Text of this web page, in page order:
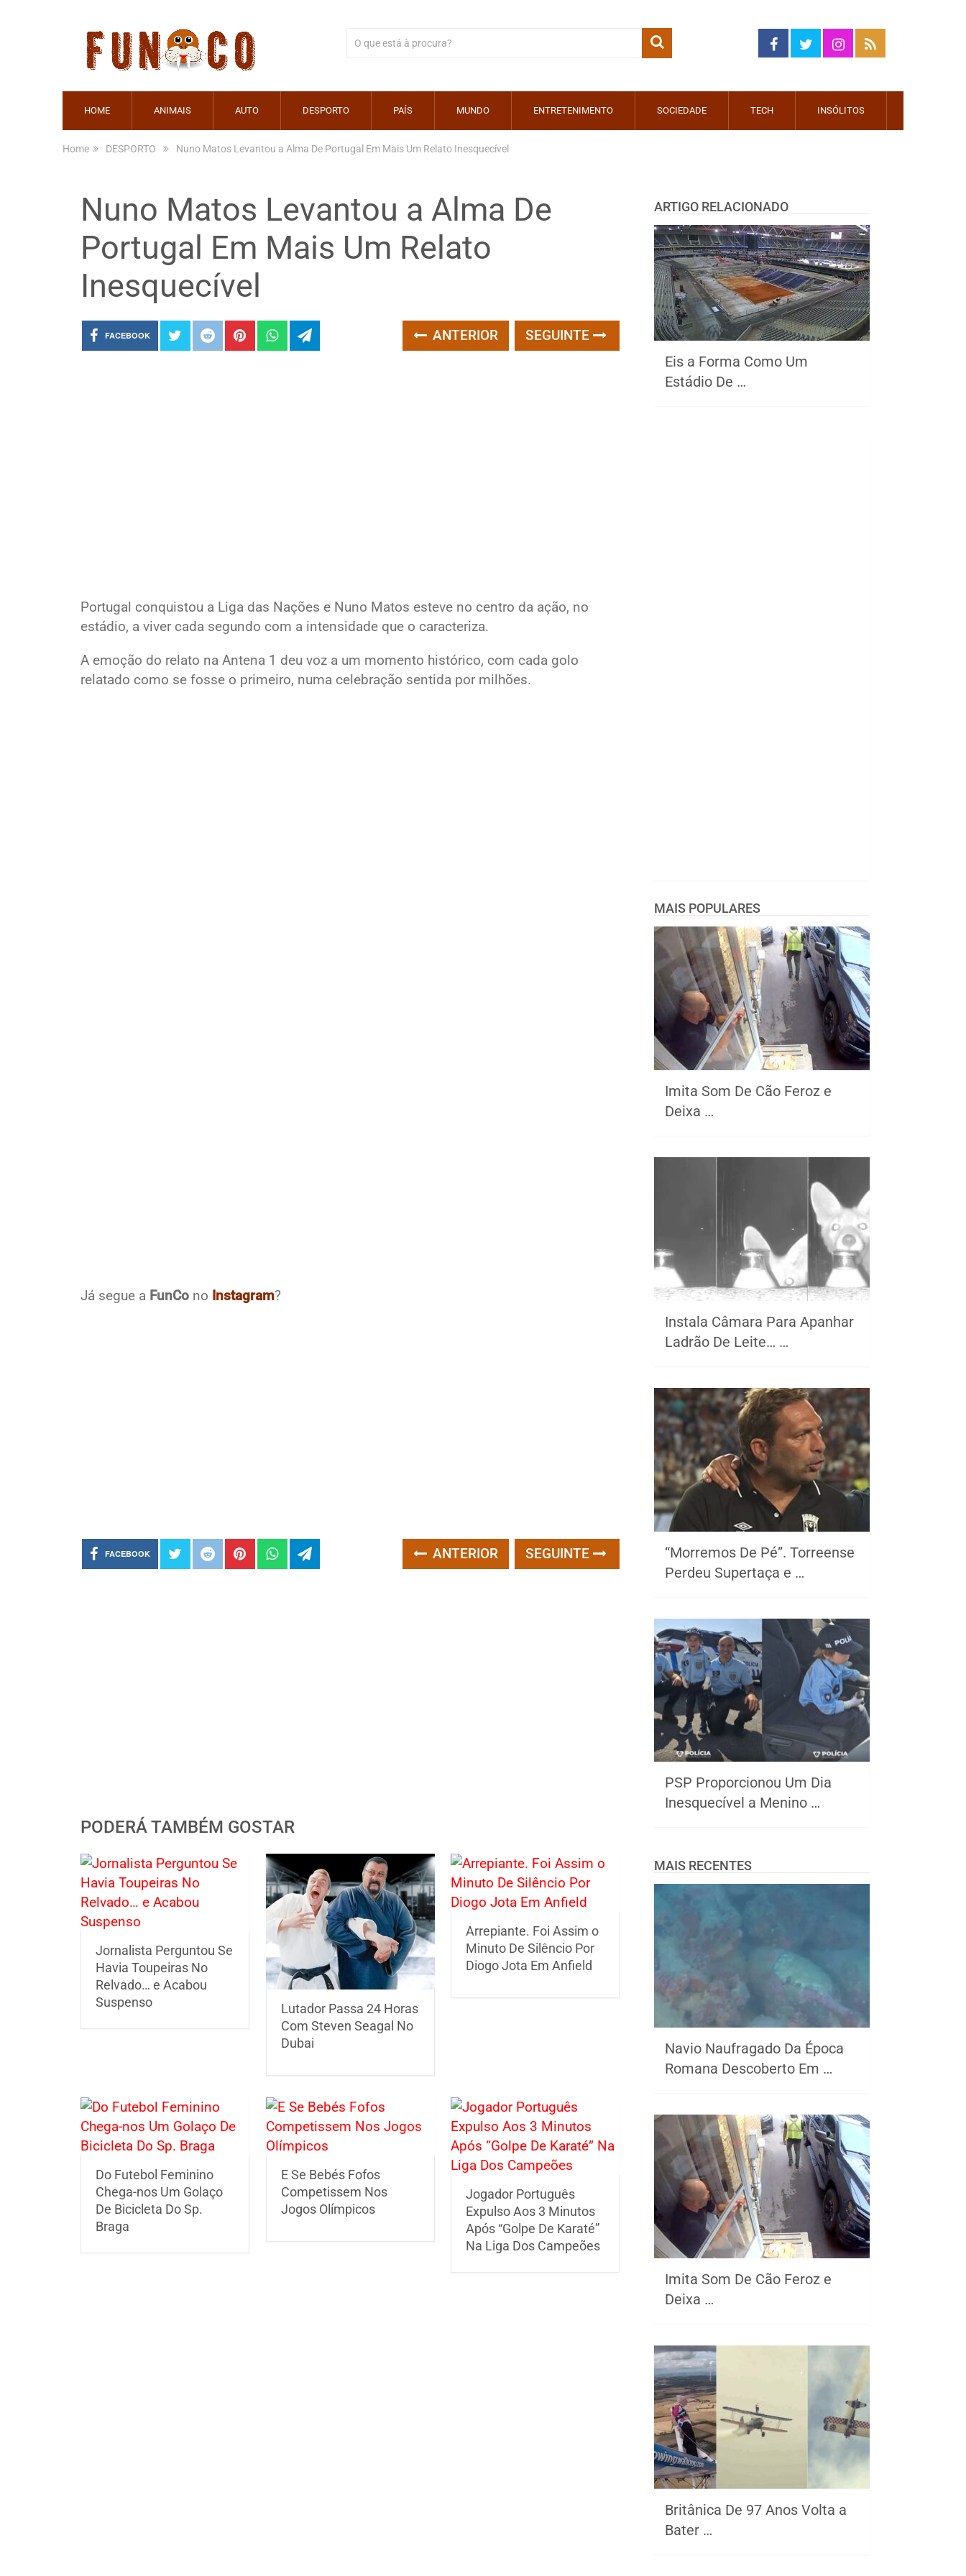
HOME ANIMAIS AUTO DESPORTO PAÍS MUNDO ENTRETENIMENTO SOCIEDADE TECH INSÓLITOS
Home DESPORTO Nuno Matos Levantou a Alma De Portugal Em Mais Um Relato Inesquecível
Nuno Matos Levantou a Alma De
Portugal Em Mais Um Relato
Inesquecível
FACEBOOK ANTERIOR SEGUINTE
Portugal conquistou a Liga das Nações e Nuno Matos esteve no centro da ação, no
estádio, a viver cada segundo com a intensidade que o caracteriza.
A emoção do relato na Antena 1 deu voz a um momento histórico, com cada golo
relatado como se fosse o primeiro, numa celebração sentida por milhões.
Já segue a FunCo no Instagram?
FACEBOOK ANTERIOR SEGUINTE
PODERÁ TAMBÉM GOSTAR
Jornalista Perguntou Se
Havia Toupeiras No
Relvado… e Acabou
Suspenso
Lutador Passa 24 Horas
Com Steven Seagal No
Dubai
Arrepiante. Foi Assim o
Minuto De Silêncio Por
Diogo Jota Em Anfield
Do Futebol Feminino
Chega-nos Um Golaço
De Bicicleta Do Sp.
Braga
E Se Bebés Fofos
Competissem Nos
Jogos Olímpicos
Jogador Português
Expulso Aos 3 Minutos
Após “Golpe De Karaté”
Na Liga Dos Campeões
ARTIGO RELACIONADO
Eis a Forma Como Um
Estádio De …
MAIS POPULARES
Imita Som De Cão Feroz e
Deixa …
Instala Câmara Para Apanhar
Ladrão De Leite… …
“Morremos De Pé”. Torreense
Perdeu Supertaça e …
PSP Proporcionou Um Dia
Inesquecível a Menino …
MAIS RECENTES
Navio Naufragado Da Época
Romana Descoberto Em …
Imita Som De Cão Feroz e
Deixa …
Britânica De 97 Anos Volta a
Bater …